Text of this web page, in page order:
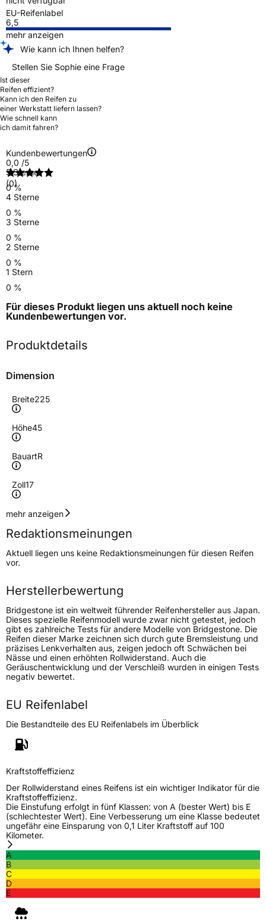
EU-Reifenlabel
6,5
mehr anzeigen
Wie kann ich Ihnen helfen?
Stellen Sie Sophie eine Frage
Ist dieser
Reifen effizient?
Kann ich den Reifen zu
einer Werkstatt liefern lassen?
Wie schnell kann
ich damit fahren?
Kundenbewertungen
0,0 /5
(0)
5 Sterne
0 %
4 Sterne
0 %
3 Sterne
0 %
2 Sterne
0 %
1 Stern
0 %
Für dieses Produkt liegen uns aktuell noch keine
Kundenbewertungen vor.
Produktdetails
Dimension
Breite225
Höhe45
BauartR
Zoll17
Geschwindigkeitsindex
Höchstgeschwindigkeit
300 km/h
Lastindex94
Höchstlast670 kg
Gewicht (in kg)
9,707 kg
Generelle Merkmale
FahrzeugtypPKW
VerwendungSommerreifen
FahrzeugartPKW & SUV
Weitere Eigenschaften
Schlauchtyp
ZustandNeureifen
VerstärktXL
ElektroJa
EU Label
Effizienz
mehr anzeigen
Redaktionsmeinungen
Aktuell liegen uns keine Redaktionsmeinungen für diesen Reifen
vor.
Herstellerbewertung
Bridgestone ist ein weltweit führender Reifenhersteller aus Japan.
Dieses spezielle Reifenmodell wurde zwar nicht getestet, jedoch
gibt es zahlreiche Tests für andere Modelle von Bridgestone. Die
Reifen dieser Marke zeichnen sich durch gute Bremsleistung und
präzises Lenkverhalten aus, zeigen jedoch oft Schwächen bei
Nässe und einen erhöhten Rollwiderstand. Auch die
Geräuschentwicklung und der Verschleiß wurden in einigen Tests
negativ bewertet.
EU Reifenlabel
Die Bestandteile des EU Reifenlabels im Überblick
Kraftstoffeffizienz
Der Rollwiderstand eines Reifens ist ein wichtiger Indikator für die
Kraftstoffeffizienz.
Die Einstufung erfolgt in fünf Klassen: von A (bester Wert) bis E
(schlechtester Wert). Eine Verbesserung um eine Klasse bedeutet
ungefähr eine Einsparung von 0,1 Liter Kraftstoff auf 100
Kilometer.
A
B
C
D
E